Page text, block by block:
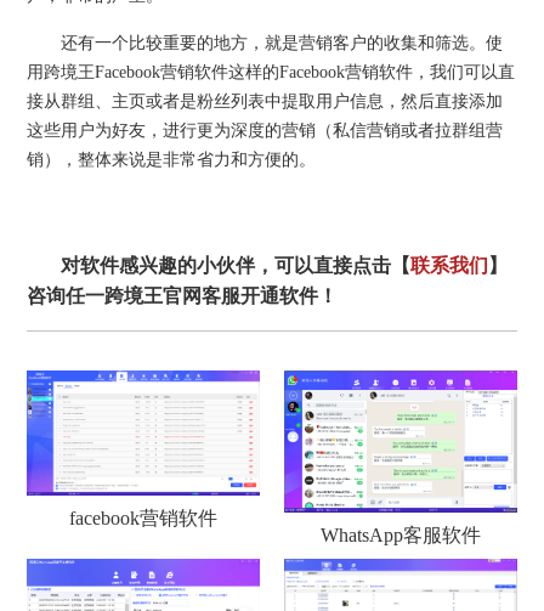
还有一个比较重要的地方，就是营销客户的收集和筛选。使
用跨境王Facebook营销软件这样的Facebook营销软件，我们可以直
接从群组、主页或者是粉丝列表中提取用户信息，然后直接添加
这些用户为好友，进行更为深度的营销（私信营销或者拉群组营
销），整体来说是非常省力和方便的。
对软件感兴趣的小伙伴，可以直接点击【联系我们 】
咨询任一跨境王官网客服开通软件！
facebook营销软件
WhatsApp客服软件